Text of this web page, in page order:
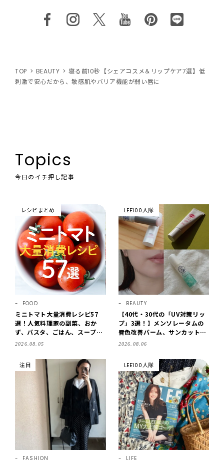
TOP BEAUTY
寝る前10秒【シェアコスメ＆リップケア7選】低
刺激で安心だから、敏感肌やバリア機能が弱い唇に
Topics
今日のイチ押し記事
レシピまとめ
FOOD
ミニトマト大量消費レシピ57
選！人気料理家の副菜、おか
ず、パスタ、ごはん、スープま
で【保存版】
2026.08.05
LEE100人隊
BEAUTY
【40代・30代の「UV対策リッ
プ」3選！】メンソレータムの
唇色改善バーム、サンカットな
どを「夏の紫外線対策」に愛用
2026.08.06
注目
FASHION
LEE100人隊
LIFE